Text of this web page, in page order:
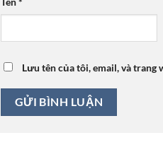
Lưu tên của tôi, email, và